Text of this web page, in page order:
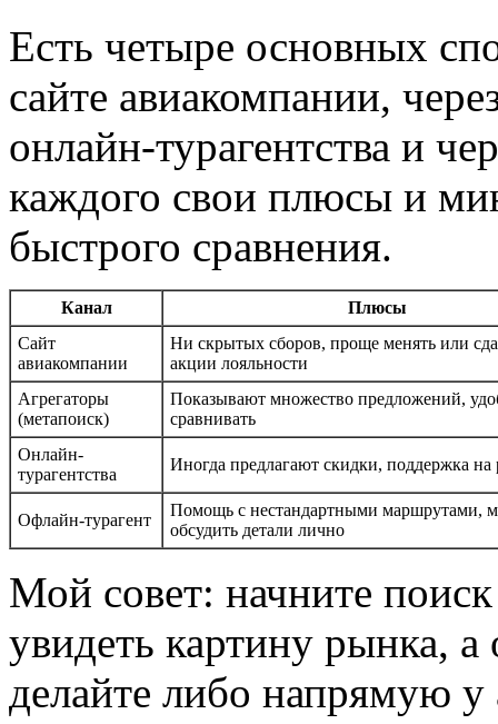
Есть четыре основных
сайте авиакомпании,
онлайн-турагентства и
каждого свои плюсы и
быстрого сравнения.
Канал
Плюсы
Сайт
авиакомпании
Ни скрытых сборов, проще менять или
акции лояльности
Агрегаторы
(метапоиск)
Показывают множество предложений,
сравнивать
Онлайн-
турагентства
Иногда предлагают скидки, поддержка на
Офлайн-турагент
Помощь с нестандартными маршрутами,
обсудить детали лично
Мой совет: начните
увидеть картину рынка,
делайте либо напрямую